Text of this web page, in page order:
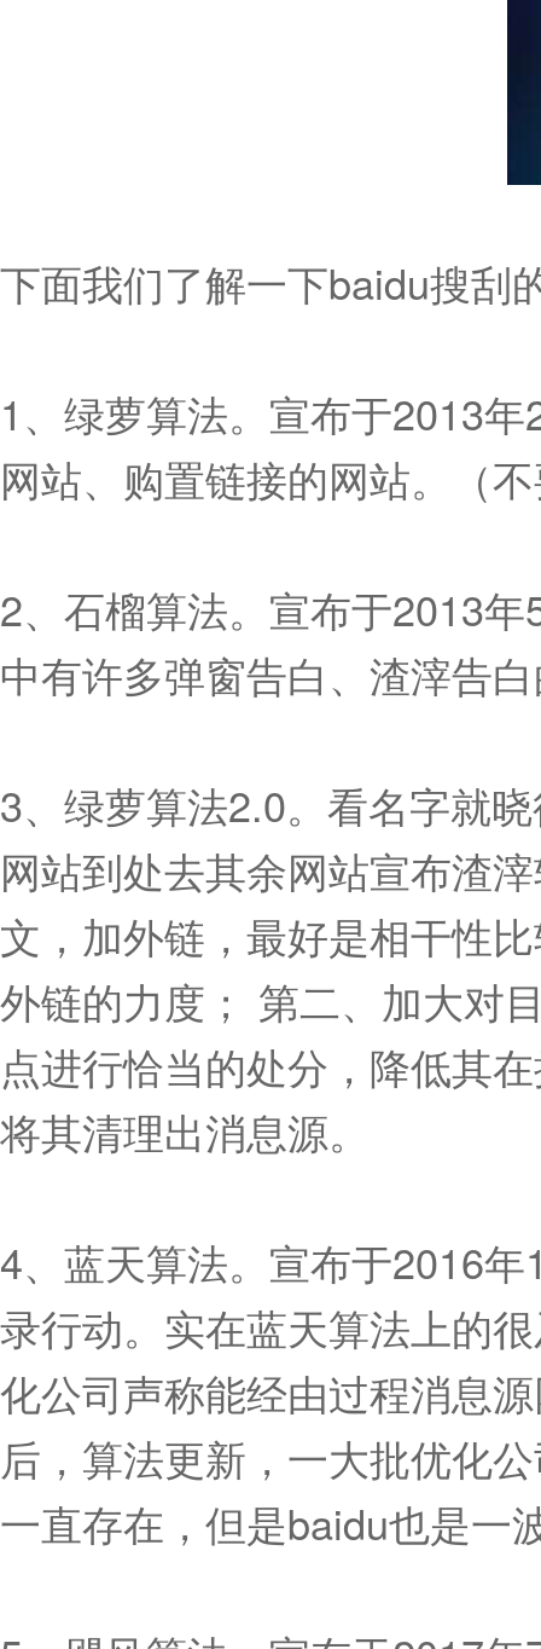
下面我们了解一下baidu搜刮
1、绿萝算法。宣布于2013
网站、购置链接的网站。（
2、石榴算法。宣布于2013
中有许多弹窗告白、渣滓告
3、绿萝算法2.0。看名字就
网站到处去其余网站宣布渣
文，加外链，最好是相干性
外链的力度； 第二、加大对
点进行恰当的处分，降低其
将其清理出消息源。
4、蓝天算法。宣布于2016
录行动。实在蓝天算法上的
化公司声称能经由过程消息
后，算法更新，一大批优化
一直存在，但是baidu也是一